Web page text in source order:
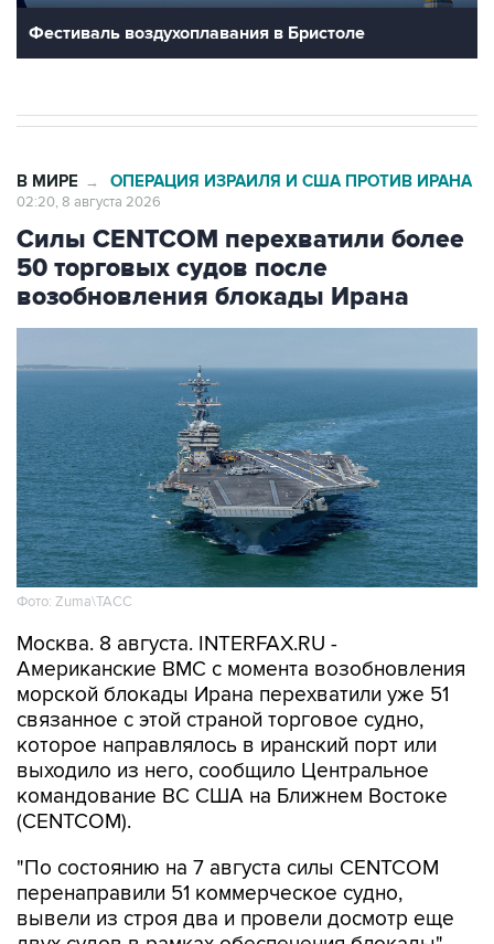
Силы CENTCOM перехватили более
50 торговых судов после
возобновления блокады Ирана
Фото: Zuma\ТАСС
Москва. 8 августа. INTERFAX.RU -
морской блокады Ирана перехватили уже 51
связанное с этой страной торговое судно,
которое направлялось в иранский порт или
выходило из него, сообщило Центральное
командование ВС США на Ближнем Востоке
(CENTCOM).
"По состоянию на 7 августа силы CENTCOM
вывели из строя два и провели досмотр еще
двух судов в рамках обеспечения блокады", -
говорится в сообщении.